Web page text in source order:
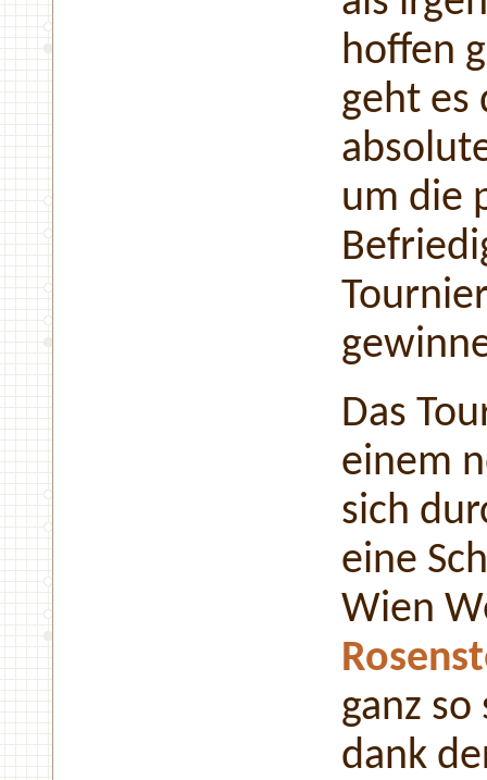
hoffen
geht es
um die
Das
einem
sich
eine
Wien
ganz
dank